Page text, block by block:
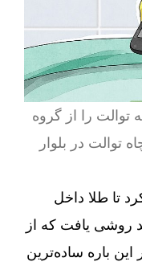
را از گروه
توالت در بلوار
تا طلا داخل
روشی یافت که از
این باره ساده‌ترین